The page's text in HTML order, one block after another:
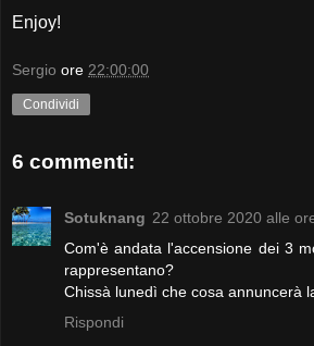
Enjoy!
Sergio ore 22:00:00
Condividi
6 commenti:
Sotuknang 22 ottobre 2020 alle
Com'è andata l'accensione dei 3
rappresentano?
Chissà lunedì che cosa annuncerà
Rispondi